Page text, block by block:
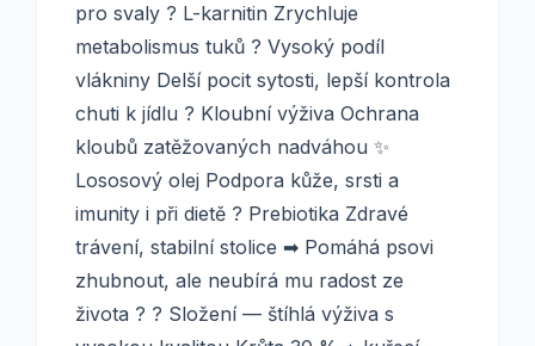
pro svaly ? L-karnitin Zrychluje
metabolismus tuků ? Vysoký podíl
vlákniny Delší pocit sytosti, lepší kontrola
chuti k jídlu ? Kloubní výživa Ochrana
kloubů zatěžovaných nadváhou ✨
Lososový olej Podpora kůže, srsti a
imunity i při dietě ? Prebiotika Zdravé
trávení, stabilní stolice ➡ Pomáhá psovi
zhubnout, ale neubírá mu radost ze
života ? ? Složení — štíhlá výživa s